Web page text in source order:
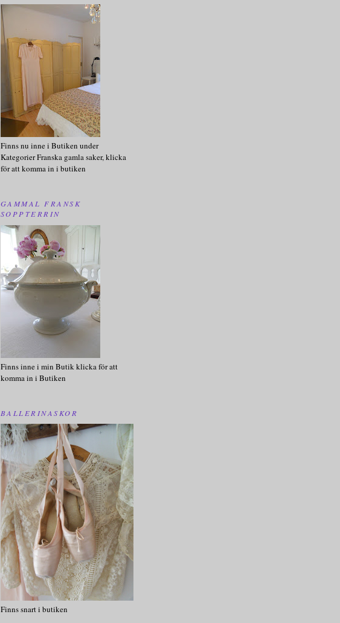
Finns nu inne i Butiken under
Kategorier Franska gamla saker, klicka
för att komma in i butiken
GAMMAL FRANSK
SOPPTERRIN
Finns inne i min Butik klicka för att
komma in i Butiken
BALLERINASKOR
Finns snart i butiken